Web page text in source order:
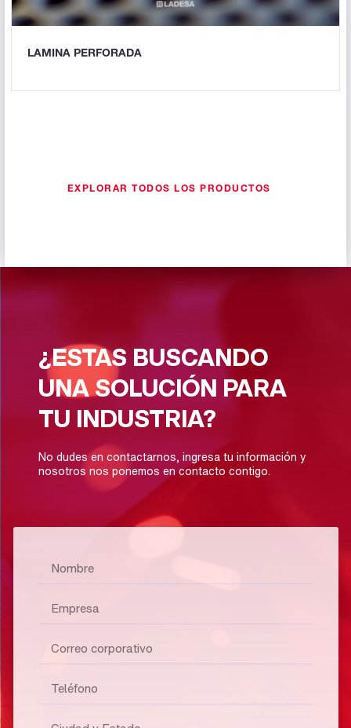
LAMINA PERFORADA
EXPLORAR TODOS LOS PRODUCTOS
¿ESTAS BUSCANDO
UNA SOLUCIÓN PARA
TU INDUSTRIA?
No dudes en contactarnos, ingresa tu información y
nosotros nos ponemos en contacto contigo.